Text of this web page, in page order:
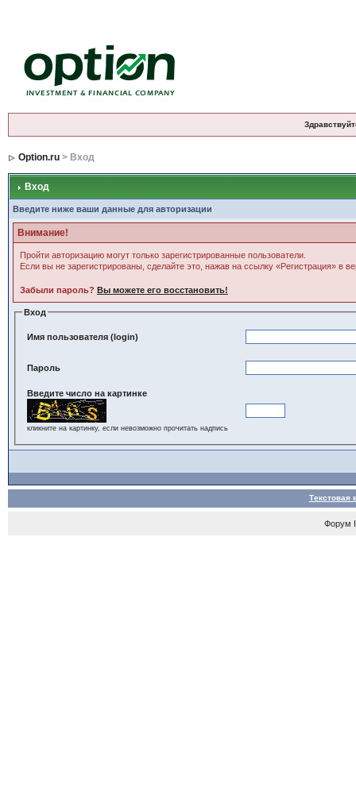
Option.ru> Вход
Вход
Введите ниже ваши данные для авторизации
Внимание!
Пройти авторизацию могут только зарегистрированные пользователи.
Если вы не зарегистрированы, сделайте это, нажав на ссылку «Регистрация» в
Забыли пароль? Вы можете его восстановить!
Вход
Имя пользователя (login)
Пароль
Введите число на картинке
кликните на картинку, если невозможно прочитать надпись
Текстовая
Форум